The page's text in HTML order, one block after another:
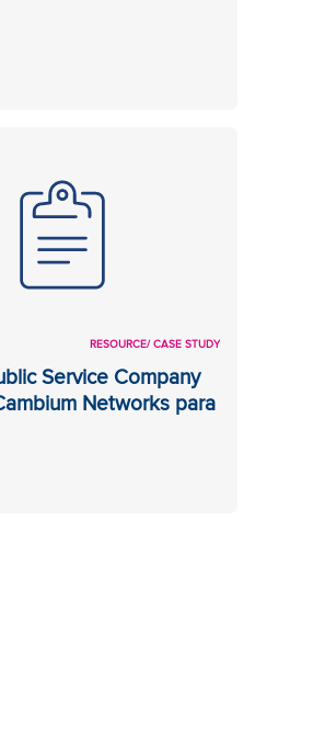
RESOURCE/ CASE STUDY
Service Company
Networks para